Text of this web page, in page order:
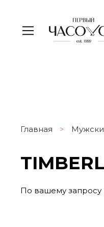
Главная
По вашему запросу